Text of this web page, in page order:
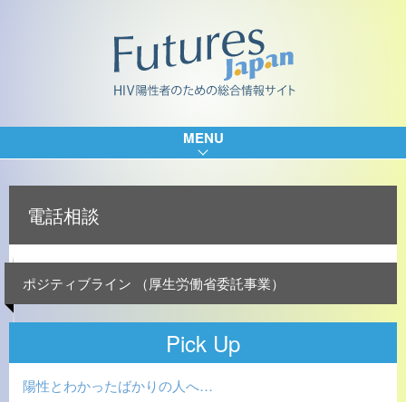
MENU
電話相談
ポジティブライン （厚生労働省委託事業）
Pick Up
陽性とわかったばかりの人へ…